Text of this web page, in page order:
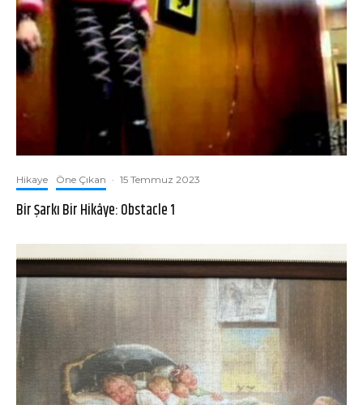
Hikaye Öne Çıkan · 15 Temmuz 2023
Bir Şarkı Bir Hikâye: Obstacle 1